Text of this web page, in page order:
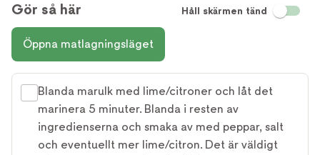
Gör så här Håll skärmen tänd
Öppna matlagningsläget
Blanda marulk med lime/citroner och låt det
marinera 5 minuter. Blanda i resten av
ingredienserna och smaka av med peppar, salt
och eventuellt mer lime/citron. Det är väldigt